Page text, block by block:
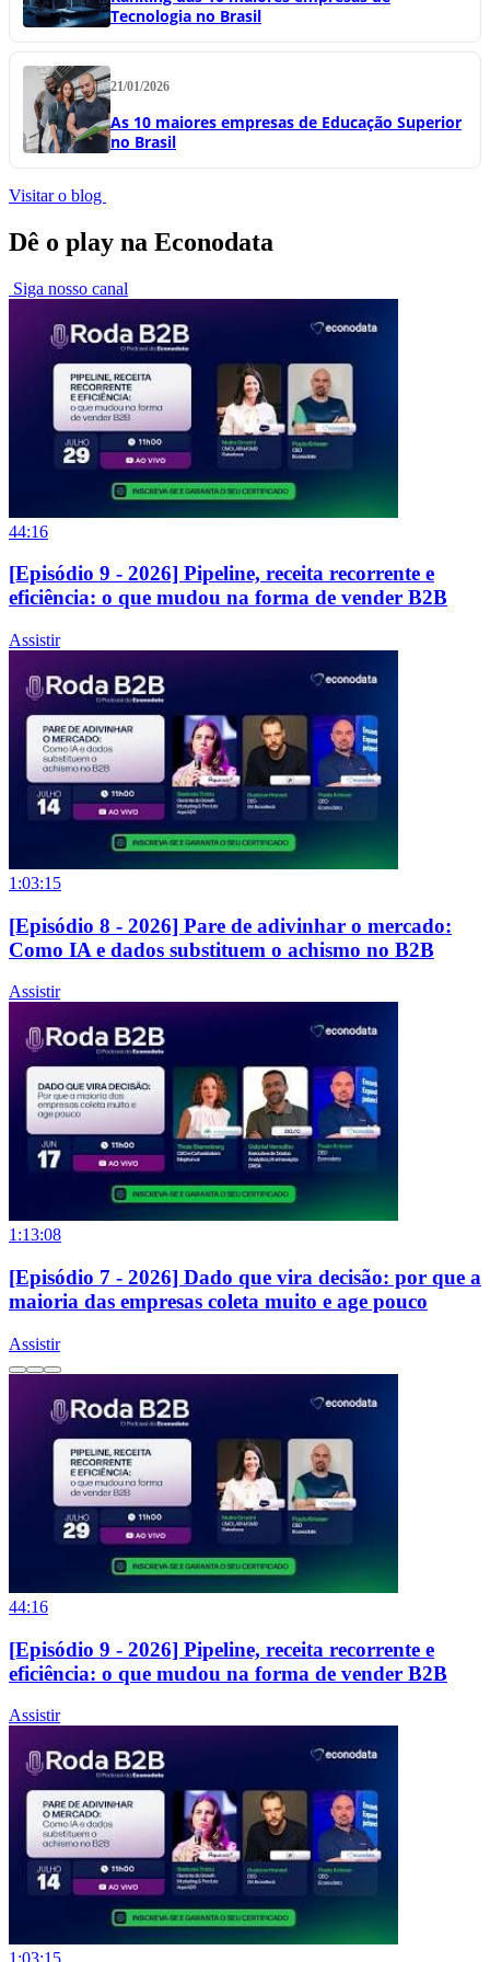
Tecnologia no Brasil
21/01/2026
As 10 maiores empresas de Educação Superior
no Brasil
Visitar o blog
Dê o play na Econodata
Siga nosso canal
44:16
[Episódio 9 - 2026] Pipeline, receita recorrente e
eficiência: o que mudou na forma de vender B2B
Assistir
1:03:15
[Episódio 8 - 2026] Pare de adivinhar o mercado:
Como IA e dados substituem o achismo no B2B
Assistir
1:13:08
[Episódio 7 - 2026] Dado que vira decisão: por que a
maioria das empresas coleta muito e age pouco
Assistir
44:16
[Episódio 9 - 2026] Pipeline, receita recorrente e
eficiência: o que mudou na forma de vender B2B
Assistir